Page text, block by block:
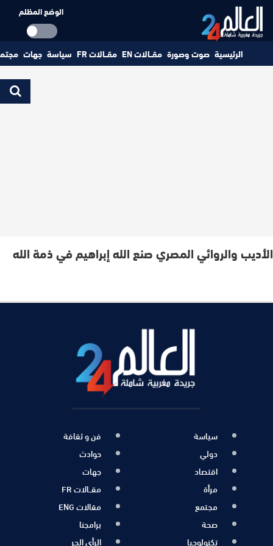
الوضع المظلم
الرئيسية صوت وصورة مقــالات EN مقــالات FR سياسة جهات
الأديب والروائي المصري صنع الله إبراهيم في ذمة الله
سياسة
دولي
اقتصاد
مرأة
مجتمع
صحة
تكنولوجيا
فن و ثقافة
حوادث
جهات
مقــالات FR
مقالات ENG
برامجنا
الرأي الحر